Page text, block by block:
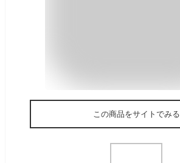
この商品をサイトでみる